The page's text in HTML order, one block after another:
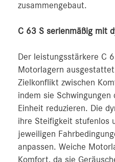
zusammengebaut.
C 63 S serienmäßig mit
Der leistungsstärkere C
Motorlagern
Zielkonflikt zwischen
indem sie
Einheit reduzieren. Die
ihre Steifigkeit stufenlos
jeweiligen
anpassen. Weiche
Komfort, da sie